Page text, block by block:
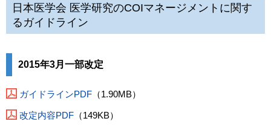
日本医学会 医学研究のCOIマネージメントに関す
るガイドライン
2015年3月一部改定
ガイドラインPDF （1.90MB）
改定内容PDF （149KB）